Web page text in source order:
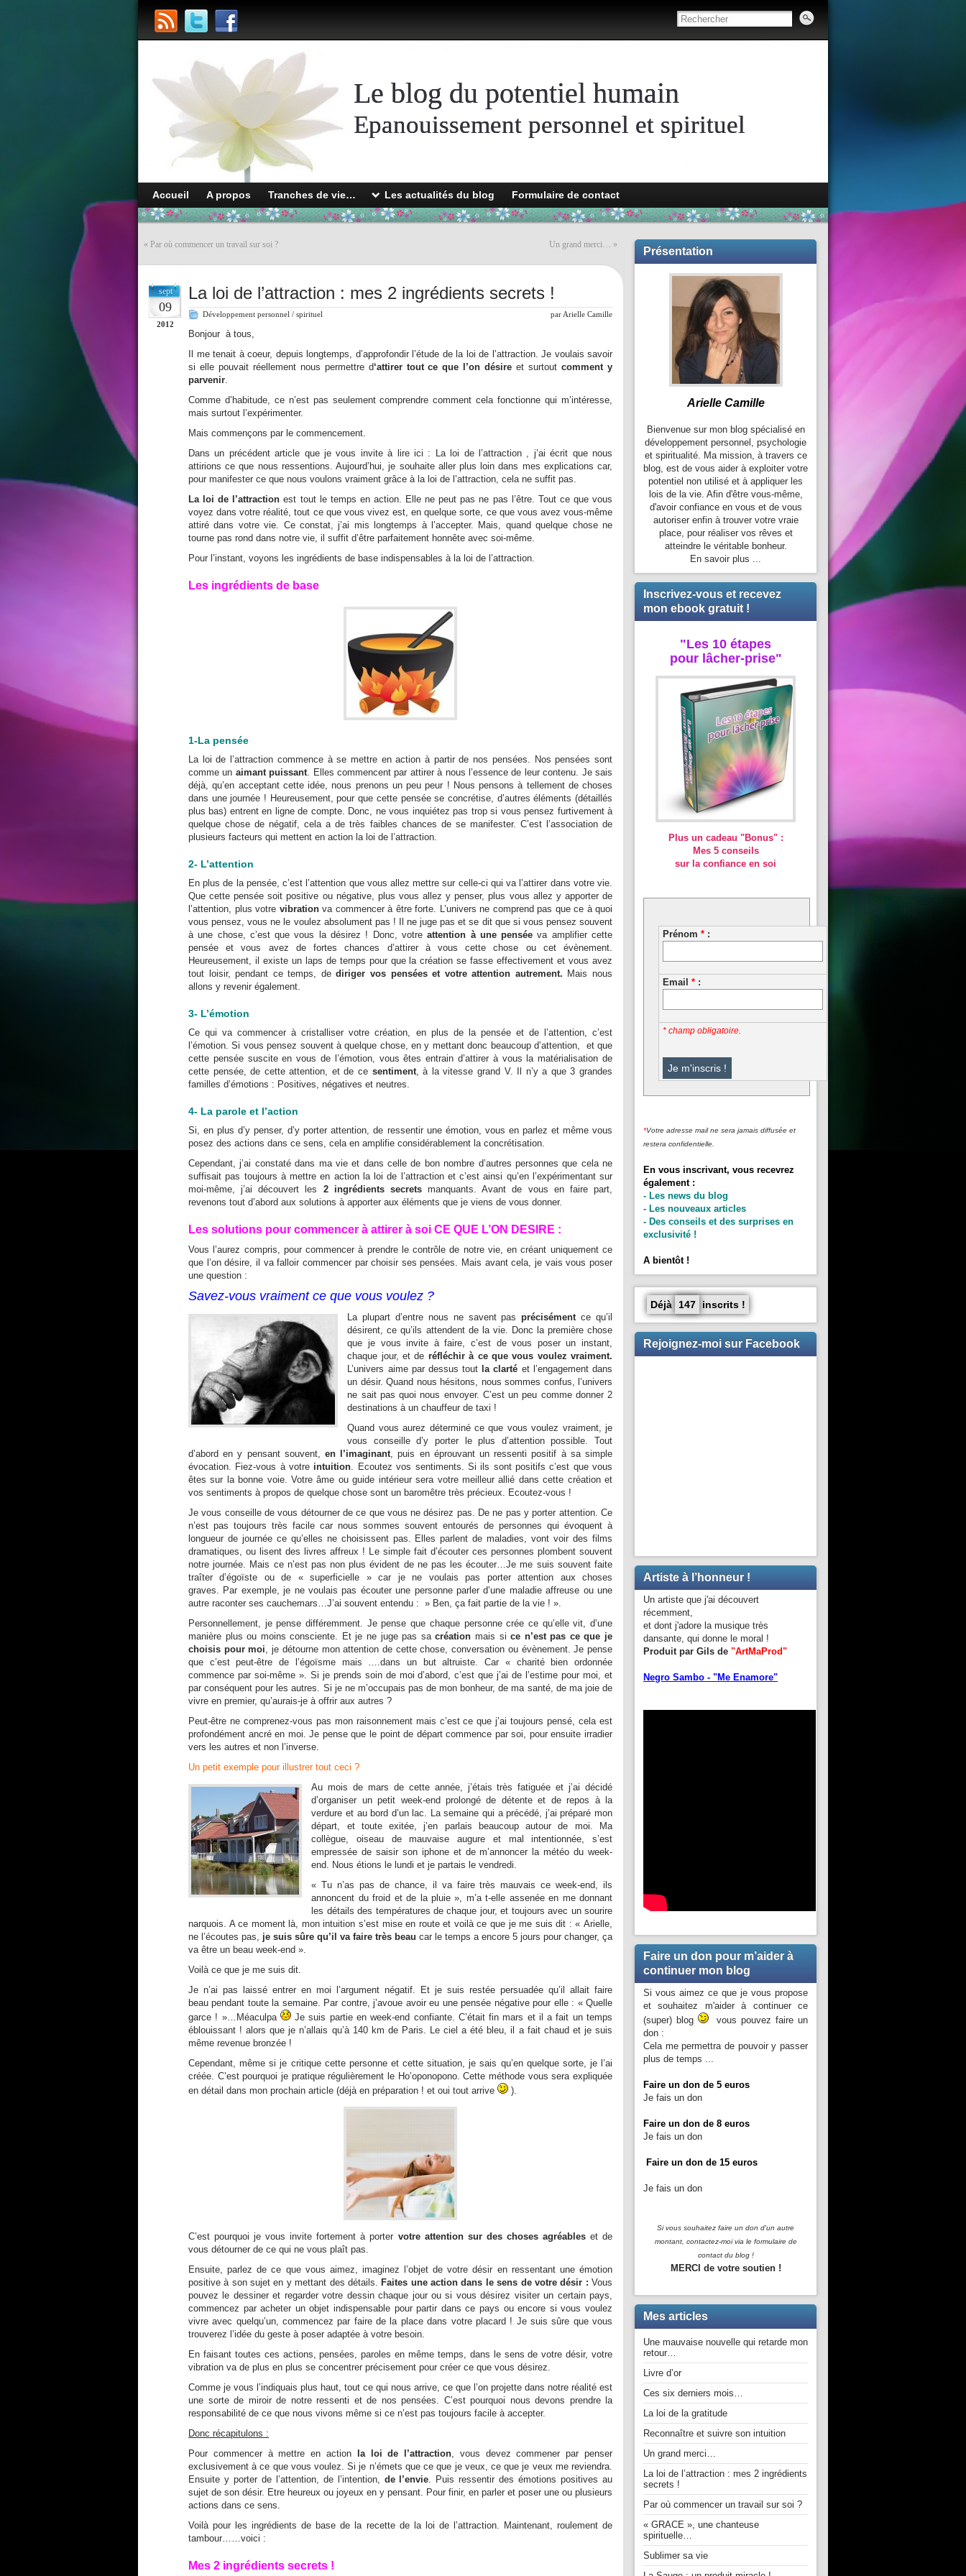
Le blog du potentiel humain
Epanouissement personnel et spirituel
Accueil A propos Tranches de vie… Les actualités du blog Formulaire de contact
« Par où commencer un travail sur soi ? Un grand merci… »
sept
09
2012
La loi de l’attraction : mes 2 ingrédients secrets !
Développement personnel / spirituel par Arielle Camille
Bonjour à tous,
Il me tenait à coeur, depuis longtemps, d’approfondir l’étude de la loi de l’attraction. Je voulais savoir
si elle pouvait réellement nous permettre d‘attirer tout ce que l’on désire et surtoutcomment y
parvenir.
Comme d’habitude, ce n’est pas seulement comprendre comment cela fonctionne qui m’intéresse,
mais surtout l’expérimenter.
Mais commençons par le commencement.
Dans un précédent article que je vous invite à lire ici :
La loi de l’attraction , j’ai écrit que nous
attirions ce que nous ressentions. Aujourd’hui, je souhaite aller plus loin dans mes explications car,
pour manifester ce que nous voulons vraiment grâce à la loi de l’attraction, cela ne suffit pas.
La loi de l’attraction est tout le temps en action. Elle ne peut pas ne pas l’être. Tout ce que vous
voyez dans votre réalité, tout ce que vous vivez est, en quelque sorte, ce que vous avez vous-même
attiré dans votre vie. Ce constat, j’ai mis longtemps à l’accepter. Mais, quand quelque chose ne
tourne pas rond dans notre vie, il suffit d’être parfaitement honnête avec soi-même.
Pour l’instant, voyons les ingrédients de base indispensables à la loi de l’attraction.
Les ingrédients de base
1-La pensée
La loi de l’attraction commence à se mettre en action à partir de nos pensées. Nos pensées sont
comme un aimant puissant. Elles commencent par attirer à nous l’essence de leur contenu. Je sais
déjà, qu’en acceptant cette idée, nous prenons un peu peur ! Nous pensons à tellement de choses
dans une journée ! Heureusement, pour que cette pensée se concrétise, d’autres éléments (détaillés
plus bas) entrent en ligne de compte. Donc, ne vous inquiétez pas trop si vous pensez furtivement à
quelque chose de négatif, cela a de très faibles chances de se manifester. C’est l’association de
plusieurs facteurs qui mettent en action la loi de l’attraction.
2- L’attention
En plus de la pensée, c’est l’attention que vous allez mettre sur celle-ci qui va l’attirer dans votre vie.
Que cette pensée soit positive ou négative, plus vous allez y penser, plus vous allez y apporter de
l’attention, plus votre vibrationva commencer à être forte. L’univers ne comprend pas que ce à quoi
vous pensez, vous ne le voulez absolument pas ! Il ne juge pas et se dit que si vous pensez souvent
à une chose, c’est que vous la désirez ! Donc, votreattention à une pensée va amplifier cette
pensée et vous avez de fortes chances d’attirer à vous cette chose ou cet évènement.
Heureusement, il existe un laps de temps pour que la création se fasse effectivement et vous avez
tout loisir, pendant ce temps, dediriger vos pensées et votre attention autrement. Mais nous
allons y revenir également.
3- L’émotion
Ce qui va commencer à cristalliser votre création, en plus de la pensée et de l’attention, c’est
l’émotion. Si vous pensez souvent à quelque chose, en y mettant donc beaucoup d’attention, et que
cette pensée suscite en vous de l’émotion, vous êtes entrain d’attirer à vous la matérialisation de
cette pensée, de cette attention, et de ce sentiment, à la vitesse grand V. Il n’y a que 3 grandes
familles d’émotions : Positives, négatives et neutres.
4- La parole et l’action
Si, en plus d’y penser, d’y porter attention, de ressentir une émotion, vous en parlez et même vous
posez des actions dans ce sens, cela en amplifie considérablement la concrétisation.
Cependant, j’ai constaté dans ma vie et dans celle de bon nombre d’autres personnes que cela ne
suffisait pas toujours à mettre en action la loi de l’attraction et c’est ainsi qu’en l’expérimentant sur
moi-même, j’ai découvert les 2 ingrédients secretsmanquants. Avant de vous en faire part,
revenons tout d’abord aux solutions à apporter aux éléments que je viens de vous donner.
Les solutions pour commencer à attirer à soi CE QUE L’ON DESIRE :
Vous l’aurez compris, pour commencer à prendre le contrôle de notre vie, en créant uniquement ce
que l’on désire, il va falloir commencer parchoisir ses pensées. Mais avant cela, je vais vous poser
une question :
Savez-vous vraiment ce que vous voulez ?
La plupart d’entre nous ne savent pasprécisémentce qu’il
désirent, ce qu’ils attendent de la vie. Donc la première chose
que je vous invite à faire, c’est de vous poser un instant,
chaque jour, et de réfléchir à ce que vous voulez vraiment.
L’univers aime par dessus tout la clarté et l’engagement dans
un désir. Quand nous hésitons, nous sommes confus, l’univers
ne sait pas quoi nous envoyer. C’est un peu comme donner 2
destinations à un chauffeur de taxi !
Quand vous aurez déterminé ce que vous voulez vraiment, je
vous conseille d’y porter le plus d’attention possible. Tout
d’abord en y pensant souvent, en l’imaginant, puis en éprouvant un ressenti positif à sa simple
évocation. Fiez-vous à votre intuition. Ecoutez vos sentiments. Si ils sont positifs c’est que vous
êtes sur la bonne voie. Votre âme ou guide intérieur sera votre meilleur allié dans cette création et
vos sentiments à propos de quelque chose sont un baromêtre très précieux. Ecoutez-vous !
Je vous conseille de vous détourner de ce que vous ne désirez pas. De ne pas y porter attention. Ce
n’est pas toujours très facile car nous sommes souvent entourés de personnes qui évoquent à
longueur de journée ce qu’elles ne choisissent pas. Elles parlent de maladies, vont voir des films
dramatiques, ou lisent des livres affreux ! Le simple fait d’écouter ces personnes plombent souvent
notre journée. Mais ce n’est pas non plus évident de ne pas les écouter…Je me suis souvent faite
traîter d’égoïste ou de « superficielle » car je ne voulais pas porter attention aux choses
graves. Par exemple, je ne voulais pas écouter une personne parler d’une maladie affreuse ou une
autre raconter ses cauchemars…J’ai souvent entendu : » Ben, ça fait partie de la vie ! ».
Personnellement, je pense différemment. Je pense que chaque personne crée ce qu’elle vit, d’une
manière plus ou moins consciente. Et je ne juge pas sacréation mais sice n’est pas ce que je
choisis pour moi, je détourne mon attention de cette chose, conversation ou évènement. Je pense
que c’est peut-être de l’égoïsme mais ….dans un but altruiste. Car « charité bien ordonnée
commence par soi-même ». Si je prends soin de moi d’abord, c’est que j’ai de l’estime pour moi, et
par conséquent pour les autres. Si je ne m’occupais pas de mon bonheur, de ma santé, de ma joie de
vivre en premier, qu’aurais-je à offrir aux autres ?
Peut-être ne comprenez-vous pas mon raisonnement mais c’est ce que j’ai toujours pensé, cela est
profondément ancré en moi. Je pense que le point de départ commence par soi, pour ensuite irradier
vers les autres et non l’inverse.
Un petit exemple pour illustrer tout ceci ?
Au mois de mars de cette année, j’étais très fatiguée et j’ai décidé
d’organiser un petit week-end prolongé de détente et de repos à la
verdure et au bord d’un lac. La semaine qui a précédé, j’ai préparé mon
départ, et toute exitée, j’en parlais beaucoup autour de moi. Ma
collègue, oiseau de mauvaise augure et mal intentionnée, s’est
empressée de saisir son iphone et de m’annoncer la météo du week-
end. Nous étions le lundi et je partais le vendredi.
« Tu n’as pas de chance, il va faire très mauvais ce week-end, ils
annoncent du froid et de la pluie », m’a t-elle assenée en me donnant
les détails des températures de chaque jour, et toujours avec un sourire
narquois. A ce moment là, mon intuition s’est mise en route et voilà ce que je me suis dit : « Arielle,
ne l’écoutes pas, je suis sûre qu’il va faire très beau car le temps a encore 5 jours pour changer, ça
va être un beau week-end ».
Voilà ce que je me suis dit.
Je n’ai pas laissé entrer en moi l’argument négatif. Et je suis restée persuadée qu’il allait faire
beau pendant toute la semaine. Par contre, j’avoue avoir eu une pensée négative pour elle : « Quelle
garce ! »…Méaculpa
Je suis partie en week-end confiante. C’était fin mars et il a fait un temps
éblouissant ! alors que je n’allais qu’à 140 km de Paris. Le ciel a été bleu, il a fait chaud et je suis
même revenue bronzée !
Cependant, même si je critique cette personne et cette situation, je sais qu’en quelque sorte, je l’ai
créée. C’est pourquoi je pratique régulièrement le Ho’oponopono. Cette méthode vous sera expliquée
en détail dans mon prochain article (déjà en préparation ! et oui tout arrive
).
C’est pourquoi je vous invite fortement à porter votre attention sur des choses agréables et de
vous détourner de ce qui ne vous plaît pas.
Ensuite, parlez de ce que vous aimez, imaginez l’objet de votre désir en ressentant une émotion
positive à son sujet en y mettant des détails.Faites une action dans le sens de votre désir : Vous
pouvez le dessiner et regarder votre dessin chaque jour ou si vous désirez visiter un certain pays,
commencez par acheter un objet indispensable pour partir dans ce pays ou encore si vous voulez
vivre avec quelqu’un, commencez par faire de la place dans votre placard ! Je suis sûre que vous
trouverez l’idée du geste à poser adaptée à votre besoin.
En faisant toutes ces actions, pensées, paroles en même temps, dans le sens de votre désir, votre
vibration va de plus en plus se concentrer précisement pour créer ce que vous désirez.
Comme je vous l’indiquais plus haut, tout ce qui nous arrive, ce que l’on projette dans notre réalité est
une sorte de miroir de notre ressenti et de nos pensées. C’est pourquoi nous devons prendre la
responsabilité de ce que nous vivons même si ce n’est pas toujours facile à accepter.
Donc récapitulons :
Pour commencer à mettre en action la loi de l’attraction , vous devez commener par penser
exclusivement à ce que vous voulez. Si je n’émets que ce que je veux, ce que je veux me reviendra.
Ensuite y porter de l’attention, de l’intention, de l’envie . Puis ressentir des émotions positives au
sujet de son désir. Etre heureux ou joyeux en y pensant. Pour finir, en parler et poser une ou plusieurs
actions dans ce sens.
Voilà pour les ingrédients de base de la recette de la loi de l’attraction. Maintenant, roulement de
tambour……voici :
Mes 2 ingrédients secrets !
Présentation
Arielle Camille
Bienvenue sur mon blog spécialisé en
développement personnel, psychologie
et spiritualité. Ma mission, à travers ce
blog, est de vous aider à exploiter votre
potentiel non utilisé et à appliquer les
lois de la vie. Afin d'être vous-même,
d'avoir confiance en vous et de vous
autoriser enfin à trouver votre vraie
place, pour réaliser vos rêves et
atteindre le véritable bonheur.
En savoir plus ...
Inscrivez-vous et recevez
mon ebook gratuit !
"Les 10 étapes
pour lâcher-prise"
Plus un cadeau "Bonus" :
Mes 5 conseils
sur la confiance en soi
Prénom * :
Email * :
* champ obligatoire.
*Votre adresse mail ne sera jamais diffusée et
restera confidentielle.
En vous inscrivant, vous recevrez
également :
- Les news du blog
- Les nouveaux articles
- Des conseils et des surprises en
exclusivité !
A bientôt !
Déjà 147 inscrits !
Rejoignez-moi sur Facebook
Artiste à l’honneur !
Un artiste que j'ai découvert
récemment,
et dont j'adore la musique très
dansante, qui donne le moral !
Produit par Gils de "ArtMaProd"
Negro Sambo - "Me Enamore"
Faire un don pour m’aider à
continuer mon blog
Si vous aimez ce que je vous propose
et souhaitez m'aider à continuer ce
(super) blog
vous pouvez faire un
don :
Cela me permettra de pouvoir y passer
plus de temps ...
Faire un don de 5 euros
Je fais un don
Faire un don de 8 euros
Je fais un don
Faire un don de 15 euros
Je fais un don
Si vous souhaitez faire un don d'un autre
montant, contactez-moivia le formulaire de
contact du blog !
MERCI de votre soutien !
Mes articles
Une mauvaise nouvelle qui retarde mon
retour…
Livre d’or
Ces six derniers mois…
La loi de la gratitude
Reconnaître et suivre son intuition
Un grand merci…
La loi de l’attraction : mes 2 ingrédients
secrets !
Par où commencer un travail sur soi ?
« GRACE », une chanteuse
spirituelle…
Sublimer sa vie